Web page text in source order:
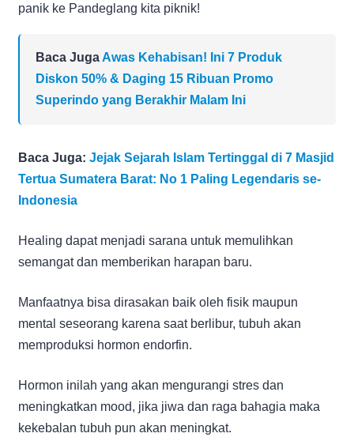
panik ke Pandeglang kita piknik!
Baca JugaAwas Kehabisan! Ini 7 Produk
Diskon 50% & Daging 15 Ribuan Promo
Superindo yang Berakhir Malam Ini
Baca Juga: Jejak Sejarah Islam Tertinggal di 7 Masjid
Tertua Sumatera Barat: No 1 Paling Legendaris se-
Indonesia
Healing dapat menjadi sarana untuk memulihkan
semangat dan memberikan harapan baru.
Manfaatnya bisa dirasakan baik oleh fisik maupun
mental seseorang karena saat berlibur, tubuh akan
memproduksi hormon endorfin.
Hormon inilah yang akan mengurangi stres dan
meningkatkan mood, jika jiwa dan raga bahagia maka
kekebalan tubuh pun akan meningkat.